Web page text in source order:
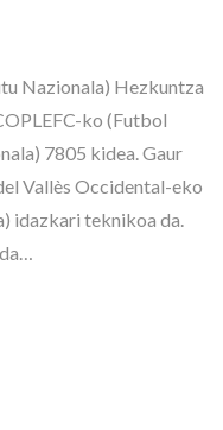
Nazionala) Hezkuntza
ko (Futbol
7805 kidea. Gaur
Vallès Occidental-eko
idazkari teknikoa da.